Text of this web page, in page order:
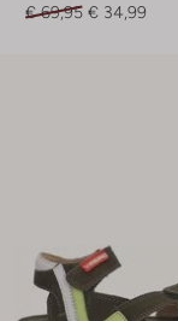
€ 69,95 € 34,99